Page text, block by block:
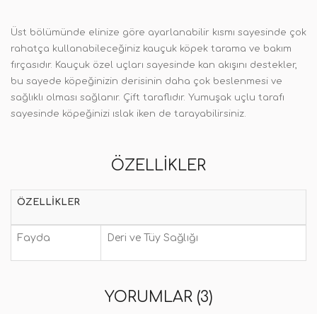
Üst bölümünde elinize göre ayarlanabilir kısmı sayesinde çok
rahatça kullanabileceğiniz kauçuk köpek tarama ve bakım
fırçasıdır. Kauçuk özel uçları sayesinde kan akışını destekler,
bu sayede köpeğinizin derisinin daha çok beslenmesi ve
sağlıklı olması sağlanır. Çift taraflıdır. Yumuşak uçlu tarafı
sayesinde köpeğinizi ıslak iken de tarayabilirsiniz.
ÖZELLIKLER
ÖZELLIKLER
Fayda Deri ve Tüy Sağlığı
YORUMLAR (3)